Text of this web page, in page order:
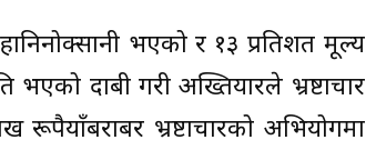
भएको र १३ प्रतिशत मूल्य
दाबी गरी अख्तियारले भ्रष्टाचार
रूपैयाँबराबर भ्रष्टाचारको अभियोगमा